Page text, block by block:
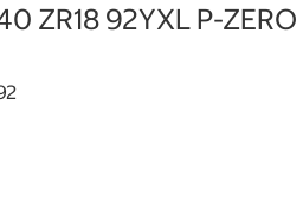
ZR18 92YXL P-ZERO